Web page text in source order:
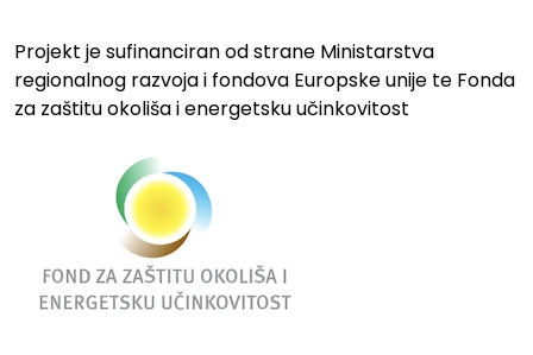
Projekt je sufinanciran od strane Ministarstva
regionalnog razvoja i fondova Europske unije te Fonda
za zaštitu okoliša i energetsku učinkovitost